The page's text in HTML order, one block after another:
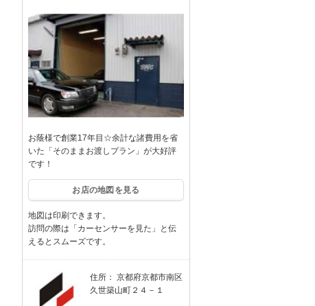
お蔭様で創業17年目☆余計な諸費用を省
いた「そのままお渡しプラン」が大好評
です！
お店の地図を見る
地図は印刷できます。
訪問の際は「カーセンサーを見た」と伝
えるとスムーズです。
住所： 京都府京都市南区
久世築山町２４－１